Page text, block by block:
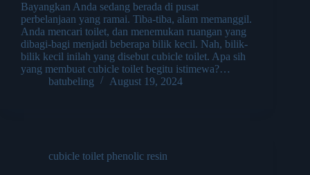
Bayangkan Anda sedang berada di pusat
perbelanjaan yang ramai. Tiba-tiba, alam memanggil.
Anda mencari toilet, dan menemukan ruangan yang
dibagi-bagi menjadi beberapa bilik kecil. Nah, bilik-
bilik kecil inilah yang disebut cubicle toilet. Apa sih
yang membuat cubicle toilet begitu istimewa?…
batubeling
August 19, 2024
cubicle toilet phenolic resin